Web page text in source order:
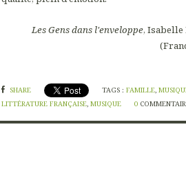
Les Gens dans l'enveloppe, Isabelle
SHARE TAGS :FAMILLE,
LITTÉRATURE FRANÇAISE MUSIQUE 0